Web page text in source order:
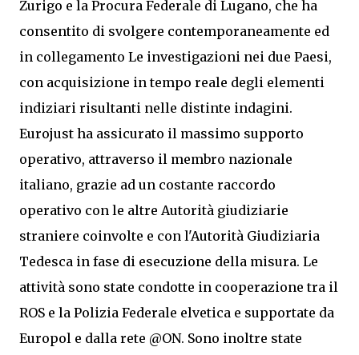
Zurigo e la Procura Federale di Lugano, che ha
consentito di svolgere contemporaneamente ed
in collegamento Le investigazioni nei due Paesi,
con acquisizione in tempo reale degli elementi
indiziari risultanti nelle distinte indagini.
Eurojust ha assicurato il massimo supporto
operativo, attraverso il membro nazionale
italiano, grazie ad un costante raccordo
operativo con le altre Autorità giudiziarie
straniere coinvolte e con l'Autorità Giudiziaria
Tedesca in fase di esecuzione della misura. Le
attività sono state condotte in cooperazione tra il
ROS e la Polizia Federale elvetica e supportate da
Europol e dalla rete @ON. Sono inoltre state